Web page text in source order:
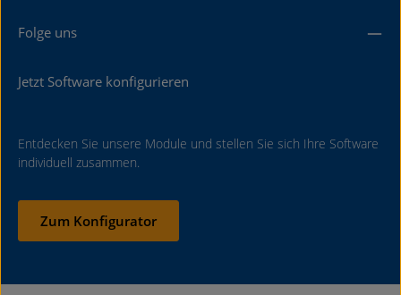
Folge uns
Jetzt Software konfigurieren
Entdecken Sie unsere Module und stellen Sie sich Ihre Software
individuell zusammen.
Zum Konfigurator